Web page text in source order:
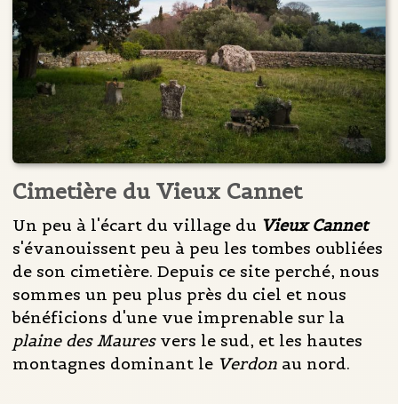
Cimetière du Vieux Cannet
Un peu à l'écart du village du Vieux Cannet
s'évanouissent peu à peu les tombes oubliées
de son cimetière. Depuis ce site perché, nous
sommes un peu plus près du ciel et nous
bénéficions d'une vue imprenable sur la
plaine des Maures vers le sud, et les hautes
montagnes dominant le Verdon au nord.